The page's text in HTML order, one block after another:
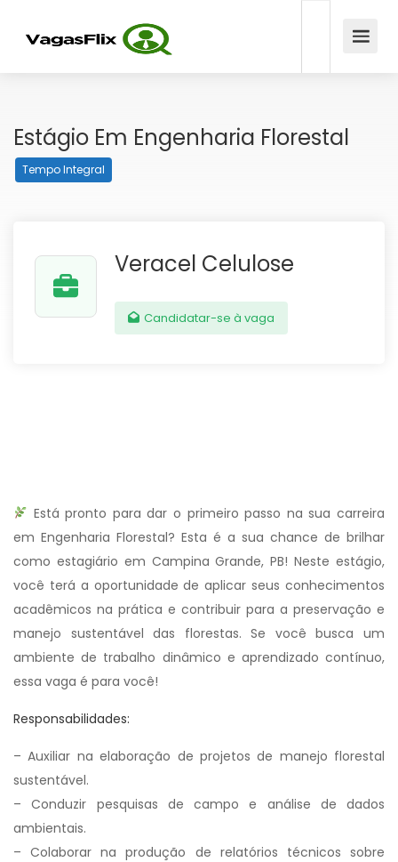
Estágio Em Engenharia Florestal
Tempo Integral
Veracel Celulose
Candidatar-se à vaga
Está pronto para dar o primeiro passo na sua carreira
em Engenharia Florestal? Esta é a sua chance de brilhar
como estagiário em Campina Grande, PB! Neste estágio,
você terá a oportunidade de aplicar seus conhecimentos
acadêmicos na prática e contribuir para a preservação e
manejo sustentável das florestas. Se você busca um
ambiente de trabalho dinâmico e aprendizado contínuo,
essa vaga é para você!
Responsabilidades:
– Auxiliar na elaboração de projetos de manejo florestal
sustentável.
– Conduzir pesquisas de campo e análise de dados
ambientais.
– Colaborar na produção de relatórios técnicos sobre